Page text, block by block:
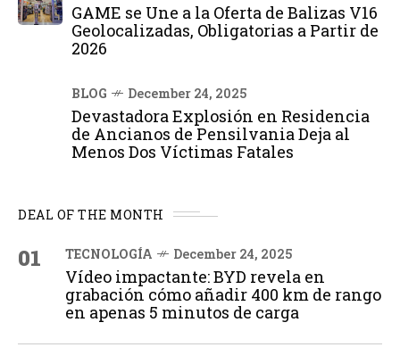
GAME se Une a la Oferta de Balizas V16
Geolocalizadas, Obligatorias a Partir de
2026
BLOG December 24, 2025
Devastadora Explosión en Residencia
de Ancianos de Pensilvania Deja al
Menos Dos Víctimas Fatales
DEAL OF THE MONTH
01 TECNOLOGÍA December 24, 2025
Vídeo impactante: BYD revela en
grabación cómo añadir 400 km de rango
en apenas 5 minutos de carga